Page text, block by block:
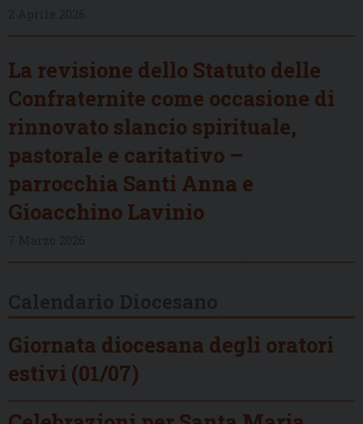
La revisione dello Statuto delle
Confraternite come occasione di
rinnovato slancio spirituale,
pastorale e caritativo –
parrocchia Santi Anna e
Gioacchino Lavinio
Giornata diocesana degli oratori
estivi (01/07)